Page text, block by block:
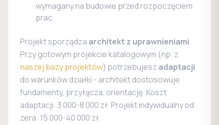
wymagany na budowie przed rozpoczęciem
prac.
Projekt sporządza architekt z uprawnieniami.
Przy gotowym projekcie katalogowym (np. z
naszej bazy projektów) potrzebujesz adaptacji
do warunków działki - architekt dostosowuje
fundamenty, przyłącza, orientację. Koszt
adaptacji: 3 000-8 000 zł. Projekt indywidualny od
zera: 15 000-40 000 zł.